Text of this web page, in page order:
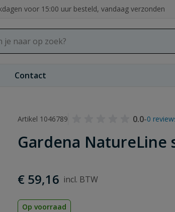
voor 15:00 uur besteld, vandaag verzonden
Contact
Artikel 1046789
0.0-0
Gardena NatureLine
€ 59,16
Op voorraad